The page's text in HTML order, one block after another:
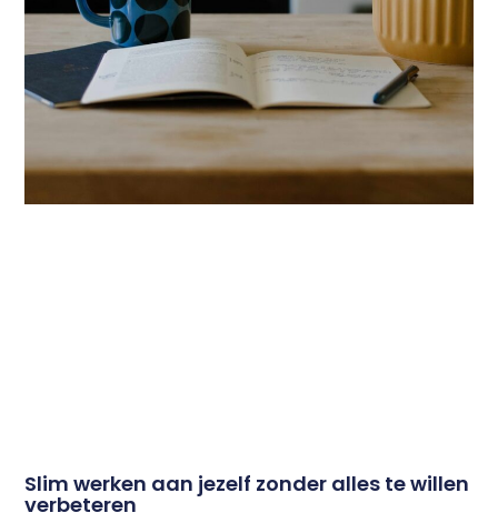
Slim werken aan jezelf zonder alles te willen
verbeteren